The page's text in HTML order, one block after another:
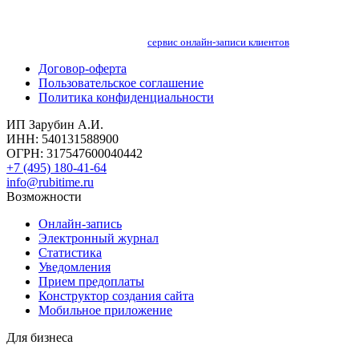
сервис онлайн-записи клиентов
Договор-оферта
Пользовательское соглашение
Политика конфиденциальности
ИП Зарубин А.И.
ИНН: 540131588900
ОГРН: 317547600040442
+7 (495) 180-41-64
info@rubitime.ru
Возможности
Онлайн-запись
Электронный журнал
Статистика
Уведомления
Прием предоплаты
Конструктор создания сайта
Мобильное приложение
Для бизнеса